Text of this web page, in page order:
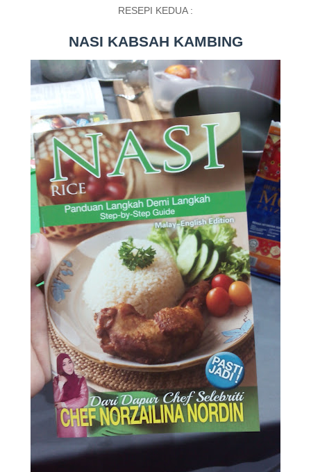
RESEPI KEDUA :
NASI KABSAH KAMBING